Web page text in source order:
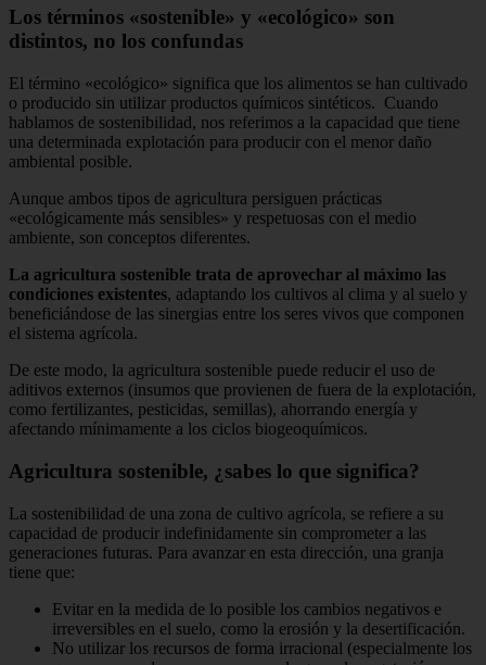
Los términos «sostenible» y «ecológico» son
distintos, no los confundas
El término «ecológico» significa que los alimentos se han cultivado
o producido sin utilizar productos químicos sintéticos. Cuando
hablamos de sostenibilidad, nos referimos a la capacidad que tiene
una determinada explotación para producir con el menor daño
ambiental posible.
Aunque ambos tipos de agricultura persiguen prácticas
«ecológicamente más sensibles» y respetuosas con el medio
ambiente, son conceptos diferentes.
La agricultura sostenible trata de aprovechar al máximo las
condiciones existentes, adaptando los cultivos al clima y al suelo y
beneficiándose de las sinergias entre los seres vivos que componen
el sistema agrícola.
De este modo, la agricultura sostenible puede reducir el uso de
aditivos externos (insumos que provienen de fuera de la explotación,
como fertilizantes, pesticidas, semillas), ahorrando energía y
afectando mínimamente a los ciclos biogeoquímicos.
Agricultura sostenible, ¿sabes lo que significa?
La sostenibilidad de una zona de cultivo agrícola, se refiere a su
capacidad de producir indefinidamente sin comprometer a las
generaciones futuras. Para avanzar en esta dirección, una granja
tiene que:
Evitar en la medida de lo posible los cambios negativos e
irreversibles en el suelo, como la erosión y la desertificación.
No utilizar los recursos de forma irracional (especialmente los